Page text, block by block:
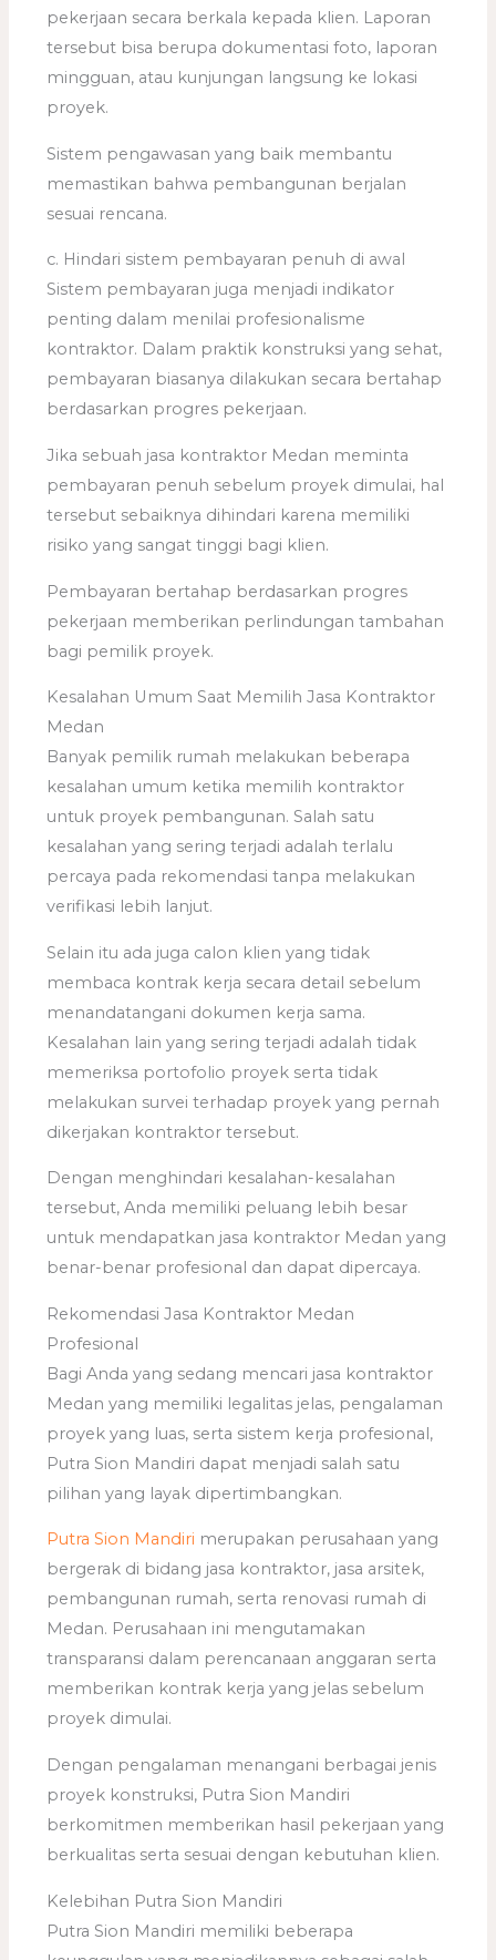
pekerjaan secara berkala kepada klien. Laporan
tersebut bisa berupa dokumentasi foto, laporan
mingguan, atau kunjungan langsung ke lokasi
proyek.
Sistem pengawasan yang baik membantu
memastikan bahwa pembangunan berjalan
sesuai rencana.
c. Hindari sistem pembayaran penuh di awal
Sistem pembayaran juga menjadi indikator
penting dalam menilai profesionalisme
kontraktor. Dalam praktik konstruksi yang sehat,
pembayaran biasanya dilakukan secara bertahap
berdasarkan progres pekerjaan.
Jika sebuah jasa kontraktor Medan meminta
pembayaran penuh sebelum proyek dimulai, hal
tersebut sebaiknya dihindari karena memiliki
risiko yang sangat tinggi bagi klien.
Pembayaran bertahap berdasarkan progres
pekerjaan memberikan perlindungan tambahan
bagi pemilik proyek.
Kesalahan Umum Saat Memilih Jasa Kontraktor
Medan
Banyak pemilik rumah melakukan beberapa
kesalahan umum ketika memilih kontraktor
untuk proyek pembangunan. Salah satu
kesalahan yang sering terjadi adalah terlalu
percaya pada rekomendasi tanpa melakukan
verifikasi lebih lanjut.
Selain itu ada juga calon klien yang tidak
membaca kontrak kerja secara detail sebelum
menandatangani dokumen kerja sama.
Kesalahan lain yang sering terjadi adalah tidak
memeriksa portofolio proyek serta tidak
melakukan survei terhadap proyek yang pernah
dikerjakan kontraktor tersebut.
Dengan menghindari kesalahan-kesalahan
tersebut, Anda memiliki peluang lebih besar
untuk mendapatkan jasa kontraktor Medan yang
benar-benar profesional dan dapat dipercaya.
Rekomendasi Jasa Kontraktor Medan
Profesional
Bagi Anda yang sedang mencari jasa kontraktor
Medan yang memiliki legalitas jelas, pengalaman
proyek yang luas, serta sistem kerja profesional,
Putra Sion Mandiri dapat menjadi salah satu
pilihan yang layak dipertimbangkan.
Putra Sion Mandiri merupakan perusahaan yang
bergerak di bidang jasa kontraktor, jasa arsitek,
pembangunan rumah, serta renovasi rumah di
Medan. Perusahaan ini mengutamakan
transparansi dalam perencanaan anggaran serta
memberikan kontrak kerja yang jelas sebelum
proyek dimulai.
Dengan pengalaman menangani berbagai jenis
proyek konstruksi, Putra Sion Mandiri
berkomitmen memberikan hasil pekerjaan yang
berkualitas serta sesuai dengan kebutuhan klien.
Kelebihan Putra Sion Mandiri
Putra Sion Mandiri memiliki beberapa